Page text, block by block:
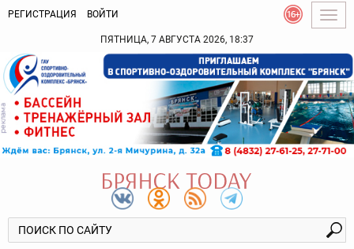
РЕГИСТРАЦИЯ ВОЙТИ
ПЯТНИЦА, 7 АВГУСТА 2026, 18:37